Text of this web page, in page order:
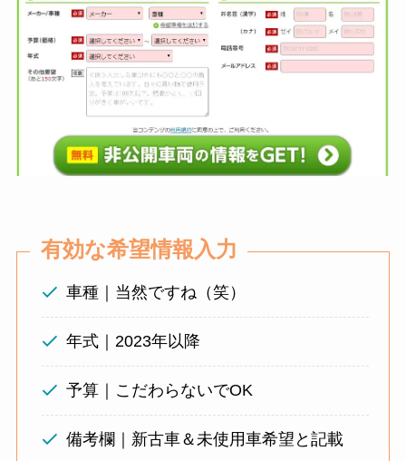
有効な希望情報入力
車種｜当然ですね（笑）
年式｜2023年以降
予算｜こだわらないでOK
備考欄｜新古車＆未使用車希望と記載